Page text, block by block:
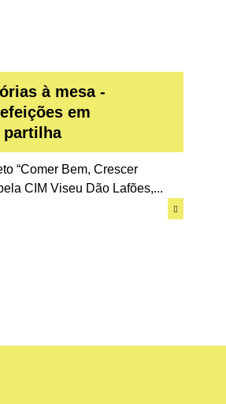
à mesa -
em
partilha
“Comer Bem, Crescer
CIM Viseu Dão Lafões,...